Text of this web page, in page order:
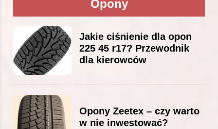
Opony
Jakie ciśnienie dla opon
225 45 r17? Przewodnik
dla kierowców
Opony Zeetex – czy warto
w nie inwestować?